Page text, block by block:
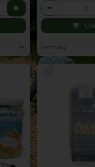
Anzahl
1,99